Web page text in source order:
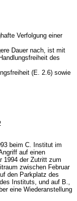
Verfolgung einer
Dauer nach, ist mit
des
(E. 2.6) sowie
beim C. Institut im
auf einen
1994 der Zutritt zum
zwischen Februar
den Parkplatz des
Instituts, und auf B.,
eine Wiederanstellung